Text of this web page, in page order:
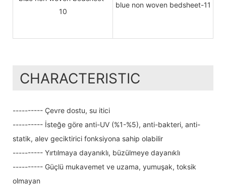
CHARACTERISTIC
---------- Çevre dostu, su itici
---------- İsteğe göre anti-UV (%1-%5), anti-bakteri, anti-
statik, alev geciktirici fonksiyona sahip olabilir
---------- Yırtılmaya dayanıklı, büzülmeye dayanıklı
---------- Güçlü mukavemet ve uzama, yumuşak, toksik
olmayan